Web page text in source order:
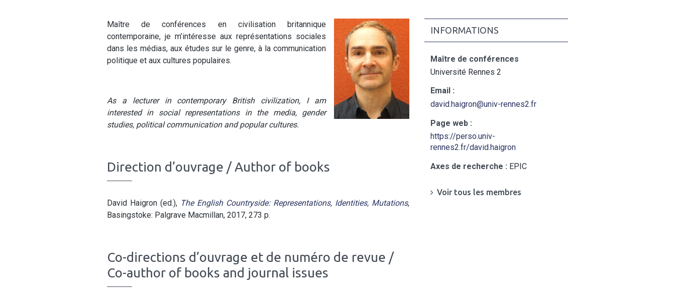
INFORMATIONS
Maître de conférences
Université Rennes 2
Email :
david.haigron@univ-rennes2.fr
Page web :
https://perso.univ-
rennes2.fr/david.haigron
Axes de recherche : EPIC
Voir tous les membres
Maître de conférences en civilisation britannique
contemporaine, je m’intéresse aux représentations sociales
dans les médias, aux études sur le genre, à la communication
politique et aux cultures populaires.
As a lecturer in contemporary British civilization, I am
interested in social representations in the media, gender
studies, political communication and popular cultures.
Direction d’ouvrage / Author of books
David Haigron (ed.), The English Countryside: Representations, Identities, Mutations,
Basingstoke: Palgrave Macmillan, 2017, 273 p.
Co-directions d’ouvrage et de numéro de revue /
Co-author of books and journal issues